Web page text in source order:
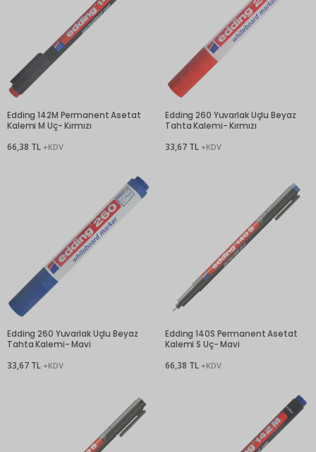
Edding 142M Permanent Asetat
Kalemi M Uç- Kırmızı
66,38 TL +KDV
Edding 260 Yuvarlak Uçlu Beyaz
Tahta Kalemi- Kırmızı
33,67 TL +KDV
Edding 260 Yuvarlak Uçlu Beyaz
Tahta Kalemi- Mavi
33,67 TL +KDV
Edding 140S Permanent Asetat
Kalemi S Uç- Mavi
66,38 TL +KDV